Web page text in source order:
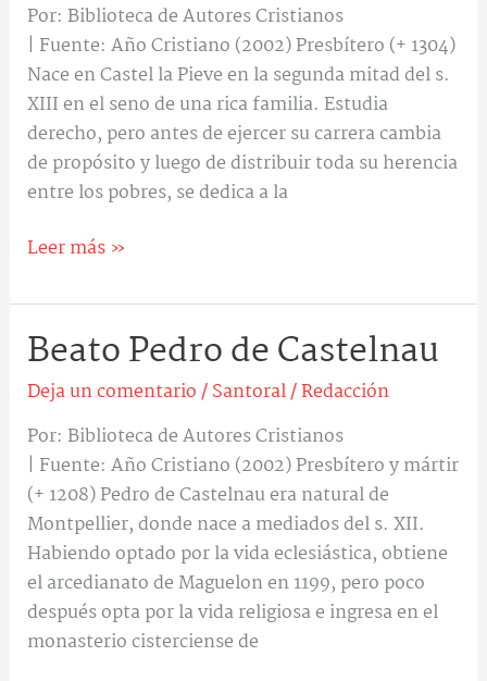
Por: Biblioteca de Autores Cristianos
| Fuente: Año Cristiano (2002) Presbítero (+ 1304)
Nace en Castel la Pieve en la segunda mitad del s.
XIII en el seno de una rica familia. Estudia
derecho, pero antes de ejercer su carrera cambia
de propósito y luego de distribuir toda su herencia
entre los pobres, se dedica a la
Pieve
Leer más »
Beato Pedro de Castelnau
Deja un comentario/Santoral/Redacción
Por: Biblioteca de Autores Cristianos
| Fuente: Año Cristiano (2002) Presbítero y mártir
(+ 1208) Pedro de Castelnau era natural de
Montpellier, donde nace a mediados del s. XII.
Habiendo optado por la vida eclesiástica, obtiene
el arcedianato de Maguelon en 1199, pero poco
después opta por la vida religiosa e ingresa en el
monasterio cisterciense de
Beato
de
Castelnau